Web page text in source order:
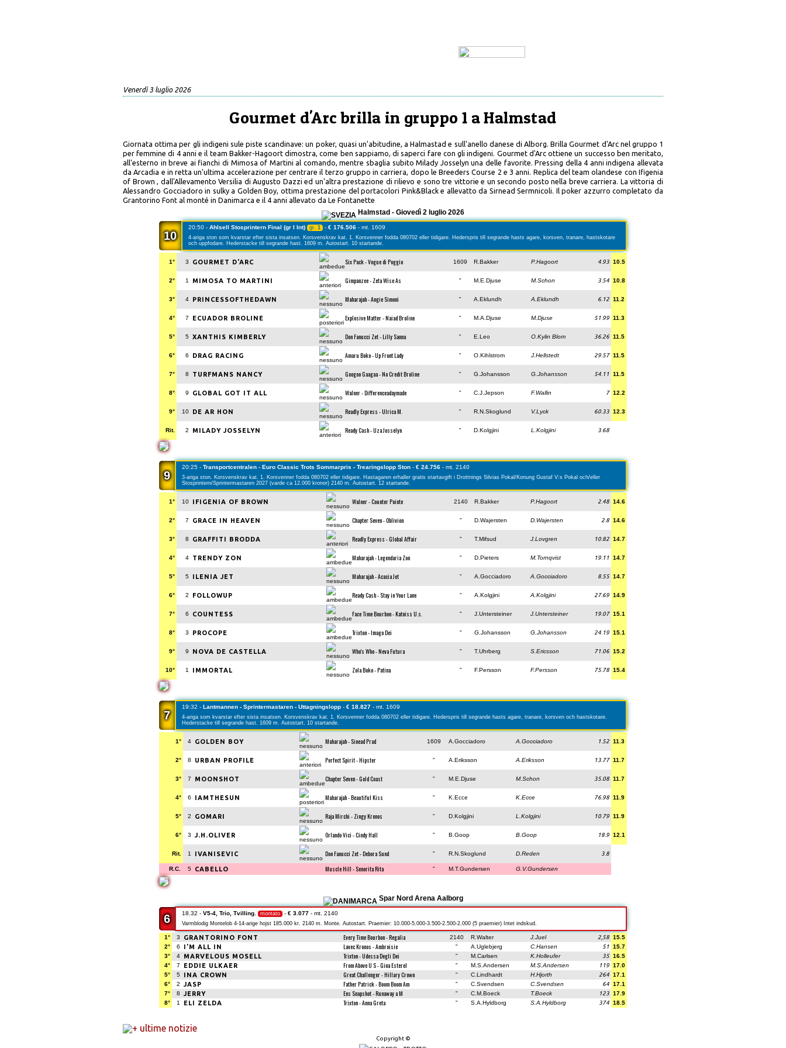
Venerdì 3 luglio 2026
Gourmet d'Arc brilla in gruppo 1 a Halmstad
Giornata ottima per gli indigeni sule piste scandinave: un poker, quasi un'abitudine, a Halmastad e sull'anello danese di Alborg. Brilla Gourmet d'Arc nel gruppo 1
per femmine di 4 anni e il team Bakker-Hagoort dimostra, come ben sappiamo, di saperci fare con gli indigeni. Gourmet d'Arc ottiene un successo ben meritato,
all'esterno in breve ai fianchi di Mimosa of Martini al comando, mentre sbaglia subito Milady Josselyn una delle favorite. Pressing della 4 anni indigena allevata
da Arcadia e in retta un'ultima accelerazione per centrare il terzo gruppo in carriera, dopo le Breeders Course 2 e 3 anni. Replica del team olandese con Ifigenia
of Brown , dall'Allevamento Versilia di Augusto Dazzi ed un'altra prestazione di rilievo e sono tre vittorie e un secondo posto nella breve carriera. La vittoria di
Alessandro Gocciadoro in sulky a Golden Boy, ottima prestazione del portacolori Pink&Black e allevatto da Sirnead Sermnicoli. Il poker azzurro completato da
Grantorino Font al monté in Danimarca e il 4 anni allevato da Le Fontanette
Halmstad - Giovedì 2 luglio 2026
10
20:50 - Ahlsell Stosprintern Final (gr I Int) gr. 1 - € 176.506 - mt. 1609
4-ariga ston som kvarstar efter sista insatsen. Korsvenskrav kat. 1. Korsvenner fodda 080702 eller tidigare. Hederspris till segrande hasts agare, korsven, tranare, hastskotare
och uppfodare. Hederstacke till segrande hast. 1609 m. Autostart. 10 startande.
1° 3 GOURMET D'ARC Six Pack - Vogue di Poggio 1609 R.Bakker P.Hagoort 4.93 10.5
2° 1 MIMOSA TO MARTINI Gimpanzee - Zeta Wise As " M.E.Djuse M.Schon 3.54 10.8
3° 4 PRINCESSOFTHEDAWN Maharajah - Angie Simoni " A.Eklundh A.Eklundh 6.12 11.2
4° 7 ECUADOR BROLINE Explosive Matter - Naiad Broline " M.A.Djuse M.Djuse 51.99 11.3
5° 5 XANTHIS KIMBERLY Don Fanucci Zet - Lilly Sanna " E.Leo O.Kylin Blom 36.26 11.5
6° 6 DRAG RACING Amaru Boko - Up Front Lady " O.Kihlstrom J.Hellstedt 29.57 11.5
7° 8 TURFMANS NANCY Googoo Gaagaa - No Credit Broline " G.Johansson G.Johansson 54.11 11.5
8° 9 GLOBAL GOT IT ALL Walner - Differenceadaymade " C.J.Jepson F.Wallin 7 12.2
9° 10 DE AR HON Readly Express - Ulrica M. " R.N.Skoglund V.Lyck 60.33 12.3
Rit. 2 MILADY JOSSELYN Ready Cash - Uza Josselyn " D.Kolgjini L.Kolgjini 3.68
9
20:25 - Transportcentralen - Euro Classic Trots Sommarpris - Trearingslopp Ston - € 24.756 - mt. 2140
3-ariga ston. Korsvenskrav kat. 1. Korsvenner fodda 080702 eller tidigare. Hastagaren erhaller gratis startavgift i Drottnings Silvias Pokal/Konung Gustaf V:s Pokal och/eller
Stosprintern/Sprintermastaren 2027 (varde ca 12.000 kronor) 2140 m. Autostart. 12 startande.
1° 10 IFIGENIA OF BROWN Walner - Counter Pointe 2140 R.Bakker P.Hagoort 2.48 14.6
2° 7 GRACE IN HEAVEN Chapter Seven - Oblivion " D.Wajersten D.Wajersten 2.8 14.6
3° 8 GRAFFITI BRODDA Readly Express - Global Affair " T.Mifsud J.Lovgren 10.82 14.7
4° 4 TRENDY ZON Maharajah - Legendaria Zon " D.Pieters M.Tornqvist 19.11 14.7
5° 5 ILENIA JET Maharajah - Acacia Jet " A.Gocciadoro A.Gocciadoro 8.55 14.7
6° 2 FOLLOWUP Ready Cash - Stay in Your Lane " A.Kolgjini A.Kolgjini 27.69 14.9
7° 6 COUNTESS Face Time Bourbon - Katniss U.s. " J.Untersteiner J.Untersteiner 19.07 15.1
8° 3 PROCOPE Trixton - Imago Dei " G.Johansson G.Johansson 24.19 15.1
9° 9 NOVA DE CASTELLA Who's Who - Neva Futura " T.Uhrberg S.Ericsson 71.06 15.2
10° 1 IMMORTAL Zola Boko - Patina " F.Persson F.Persson 75.78 15.4
7
19:32 - Lantmannen - Sprintermastaren - Uttagningslopp - € 18.827 - mt. 1609
4-ariga som kvarstar efter sista insatsen. Korsvenskrav kat. 1. Korsvenner fodda 080702 eller tidigare. Hederspris till segrande hasts agare, tranare, korsven och hastskotare.
Hederstacke till segrande hast. 1609 m. Autostart. 10 startande.
1° 4 GOLDEN BOY Maharajah - Sinead Prad 1609 A.Gocciadoro A.Gocciadoro 1.52 11.3
2° 8 URBAN PROFILE Perfect Spirit - Hipster " A.Eriksson A.Eriksson 13.77 11.7
3° 7 MOONSHOT Chapter Seven - Gold Coast " M.E.Djuse M.Schon 35.08 11.7
4° 6 IAMTHESUN Maharajah - Beautiful Kiss " K.Ecce K.Ecce 76.98 11.9
5° 2 GOMARI Raja Mirchi - Zingy Kronos " D.Kolgjini L.Kolgjini 10.79 11.9
6° 3 J.H.OLIVER Orlando Vici - Cindy Hall " B.Goop B.Goop 18.9 12.1
Rit. 1 IVANISEVIC Don Fanucci Zet - Debora Sund " R.N.Skoglund D.Reden 3.8
R.C. 5 CABELLO Muscle Hill - Senorita Rita " M.T.Gundersen G.V.Gundersen
Spar Nord Arena Aalborg
6 18.32 - V5-4, Trio, Tvilling. montato - € 3.077 - mt. 2140
Varmblodig Montelob 4-14-arige hojst 185.000 kr. 2140 m. Monte. Autostart. Praemier: 10.000-5.000-3.500-2.500-2.000 (5 praemier) Intet indskud.
1° 3 GRANTORINO FONT Every Time Bourbon - Regalia 2140 R.Walter J.Juel 2,58 15.5
2°
6 I'M ALL IN Lavec Kronos - Ambroisie " A.Uglebjerg C.Hansen 51 15.7
3°
4 MARVELOUS MOSELL Trixton - Udessa Degli Dei " M.Carlsen K.Holleufer 35 16.5
4°
7 EDDIE ULKAER From Above U S - Gina Esterel " M.S.Andersen M.S.Andersen 119 17.0
5°
5 INA CROWN Great Challenger - Hillary Crown " C.Lindhardt H.Hjorth 264 17.1
6°
2 JASP Father Patrick - Boom Boom Am " C.Svendsen C.Svendsen 64 17.1
7°
8 JERRY Ens Snapshot - Runaway a M " C.M.Boeck T.Boeck 123 17.9
8°
1 ELI ZELDA Trixton - Anna Greta " S.A.Hyldborg S.A.Hyldborg 374 18.5
+ ultime notizie
Copyright ©